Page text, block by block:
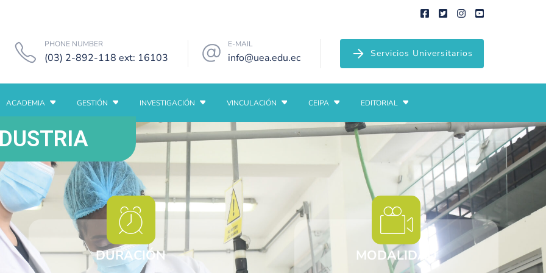
PHONE NUMBER
(03) 2-892-118 ext: 16103
E-MAIL
info@uea.edu.ec Servicios Universitarios
ACADEMIA GESTIÓN INVESTIGACIÓN VINCULACIÓN CEIPA EDITORIAL
DURACIÓN MODALIDAD